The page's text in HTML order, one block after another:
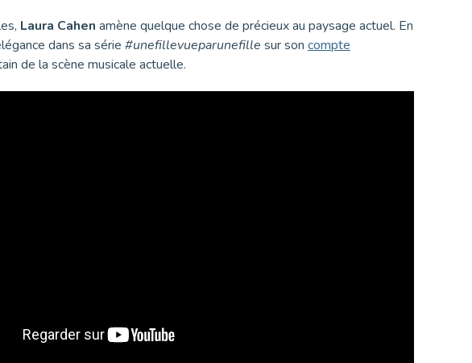
Laura Cahen amène quelque chose de précieux au paysage actuel. En
dans sa série #unefillevueparunefille sur son compte
de la scène musicale actuelle.